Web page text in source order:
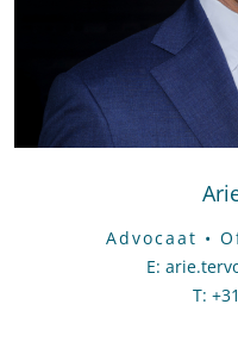
Advocaat •
E: Stuur
T: